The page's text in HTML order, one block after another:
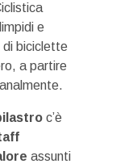
e
di biciclette
a partire
c’è
assunti